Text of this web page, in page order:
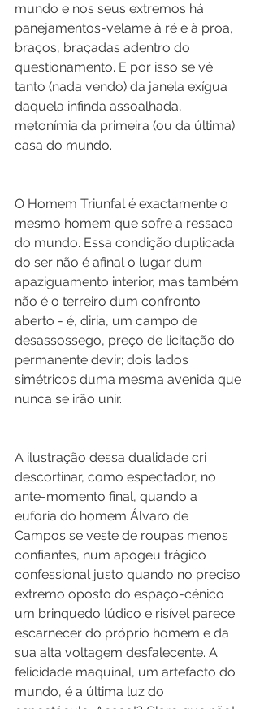
mundo e nos seus extremos há
panejamentos-velame à ré e à proa,
braços, braçadas adentro do
questionamento. E por isso se vê
tanto (nada vendo) da janela exígua
daquela infinda assoalhada,
metonímia da primeira (ou da última)
casa do mundo.
O Homem Triunfal é exactamente o
mesmo homem que sofre a ressaca
do mundo. Essa condição duplicada
do ser não é afinal o lugar dum
apaziguamento interior, mas também
não é o terreiro dum confronto
aberto - é, diria, um campo de
desassossego, preço de licitação do
permanente devir; dois lados
simétricos duma mesma avenida que
nunca se irão unir.
A ilustração dessa dualidade cri
descortinar, como espectador, no
ante-momento final, quando a
euforia do homem Álvaro de
Campos se veste de roupas menos
confiantes, num apogeu trágico
confessional justo quando no preciso
extremo oposto do espaço-cénico
um brinquedo lúdico e risível parece
escarnecer do próprio homem e da
sua alta voltagem desfalecente. A
felicidade maquinal, um artefacto do
mundo, é a última luz do